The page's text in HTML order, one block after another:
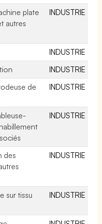
plate
autres
INDUSTRIE
INDUSTRIE
INDUSTRIE
de
INDUSTRIE
INDUSTRIE
des
INDUSTRIE
sur tissu
INDUSTRIE